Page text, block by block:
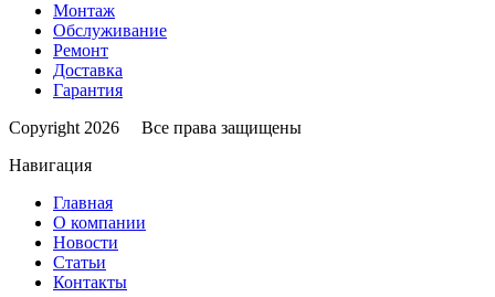
Монтаж
Обслуживание
Ремонт
Доставка
Гарантия
Copyright 2026 Все права защищены
Навигация
Главная
О компании
Новости
Статьи
Контакты